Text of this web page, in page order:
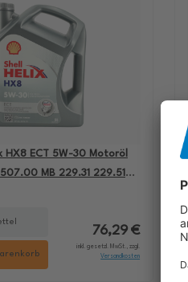
HX8 ECT 5W-30 Motoröl
MB 229.31 229.51
76,29 €
inkl. gesetzl. MwSt., zzgl.
Versandkosten